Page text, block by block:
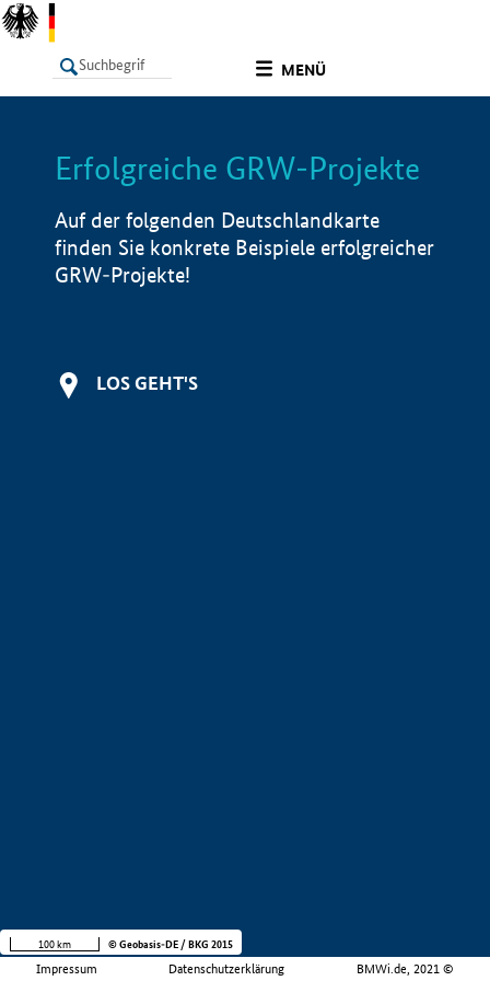
MENÜ
LISTE Info
Erfolgreiche GRW-Projekte
Auf der folgenden Deutschlandkarte
finden Sie konkrete Beispiele erfolgreicher
GRW-Projekte!
LOS GEHT'S
Impressum Datenschutzerklärung BMWi.de, 2021 ©
100 km © Geobasis-DE / BKG 2015